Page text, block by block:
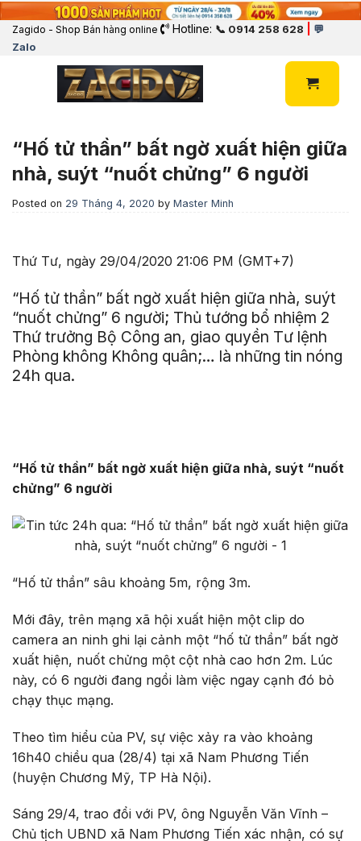
Zagido - Shop Bán hàng online Hotline: 📞 0914 258 628
💬
Zalo
“Hố tử thần” bất ngờ xuất hiện giữa
nhà, suýt “nuốt chửng” 6 người
Posted on 29 Tháng 4, 2020 by Master Minh
Thứ Tư, ngày 29/04/2020 21:06 PM (GMT+7)
“Hố tử thần” bất ngờ xuất hiện giữa nhà, suýt
“nuốt chửng” 6 người; Thủ tướng bổ nhiệm 2
Thứ trưởng Bộ Công an, giao quyền Tư lệnh
Phòng không Không quân;… là những tin nóng
24h qua.
“Hố tử thần” bất ngờ xuất hiện giữa nhà, suýt “nuốt
chửng” 6 người
“Hố tử thần” sâu khoảng 5m, rộng 3m.
Mới đây, trên mạng xã hội xuất hiện một clip do
camera an ninh ghi lại cảnh một “hố tử thần” bất ngờ
xuất hiện, nuốt chửng một cột nhà cao hơn 2m. Lúc
này, có 6 người đang ngồi làm việc ngay cạnh đó bỏ
chạy thục mạng.
Theo tìm hiểu của PV, sự việc xảy ra vào khoảng
16h40 chiều qua (28/4) tại xã Nam Phương Tiến
(huyện Chương Mỹ, TP Hà Nội).
Sáng 29/4, trao đổi với PV, ông Nguyễn Văn Vĩnh –
Chủ tịch UBND xã Nam Phương Tiến xác nhận, có sự